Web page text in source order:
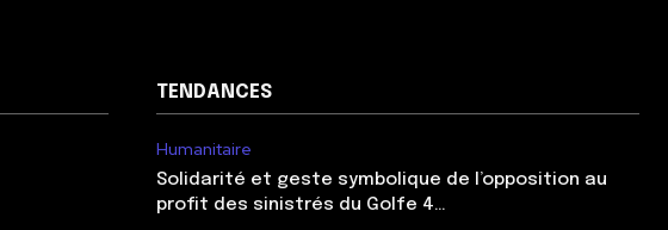
TENDANCES
Humanitaire
Solidarité et geste symbolique de l’opposition au
profit des sinistrés du Golfe 4…